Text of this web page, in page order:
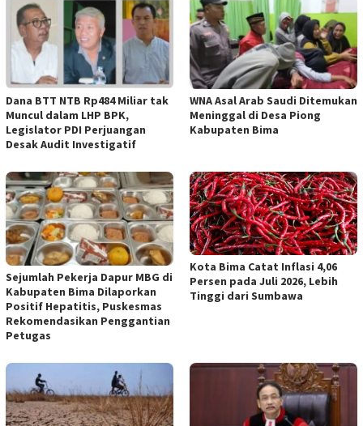
Dana BTT NTB Rp484 Miliar tak
Muncul dalam LHP BPK,
Legislator PDI Perjuangan
Desak Audit Investigatif
WNA Asal Arab Saudi Ditemukan
Meninggal di Desa Piong
Kabupaten Bima
Sejumlah Pekerja Dapur MBG di
Kabupaten Bima Dilaporkan
Positif Hepatitis, Puskesmas
Rekomendasikan Penggantian
Petugas
Kota Bima Catat Inflasi 4,06
Persen pada Juli 2026, Lebih
Tinggi dari Sumbawa